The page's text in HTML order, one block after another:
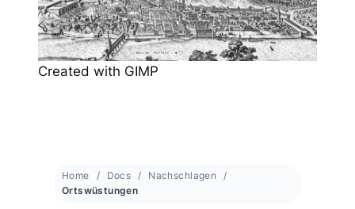
Created with GIMP
Home Docs
Nachschlagen
Ortswüstungen